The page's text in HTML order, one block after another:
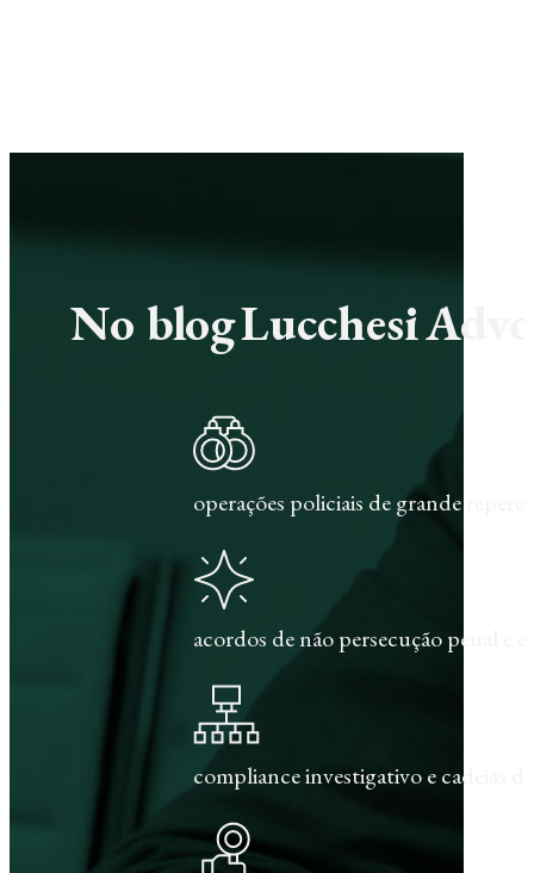
No blog Lucchesi
operações policiais de grande
acordos de não persecução penal e
compliance investigativo e cadeias